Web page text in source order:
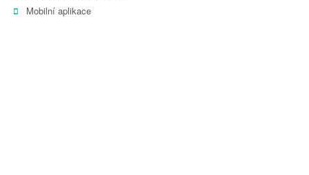
Mobilní aplikace